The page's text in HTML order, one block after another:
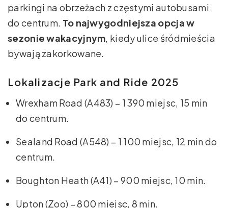
parkingi na obrzeżach z częstymi autobusami
do centrum. To najwygodniejsza opcja w
sezonie wakacyjnym , kiedy ulice śródmieścia
bywają zakorkowane.
Lokalizacje Park and Ride 2025
Wrexham Road (A483) – 1 390 miejsc, 15 min
do centrum.
Sealand Road (A548) – 1 100 miejsc, 12 min do
centrum.
Boughton Heath (A41) – 900 miejsc, 10 min.
Upton (Zoo) – 800 miejsc, 8 min.